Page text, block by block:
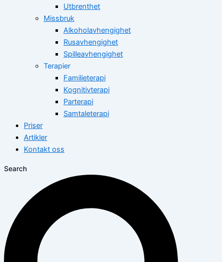
Utbrenthet
Missbruk
Alkoholavhengighet
Rusavhengighet
Spilleavhengighet
Terapier
Familieterapi
Kognitivterapi
Parterapi
Samtaleterapi
Priser
Artikler
Kontakt oss
Search